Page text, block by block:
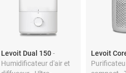
Levoit Dual 150-
Humidificateur d'air et
Levoit